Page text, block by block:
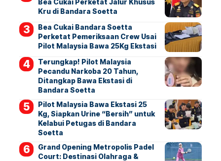
Bea Cukai Perketat Jalur Khusus
Kru di Bandara Soetta
Bea Cukai Bandara Soetta
Perketat Pemeriksaan Crew Usai
Pilot Malaysia Bawa 25Kg Ekstasi
Terungkap! Pilot Malaysia
Pecandu Narkoba 20 Tahun,
Ditangkap Bawa Ekstasi di
Bandara Soetta
Pilot Malaysia Bawa Ekstasi 25
Kg, Siapkan Urine “Bersih” untuk
Kelabui Petugas di Bandara
Soetta
Grand Opening Metropolis Padel
Court: Destinasi Olahraga &